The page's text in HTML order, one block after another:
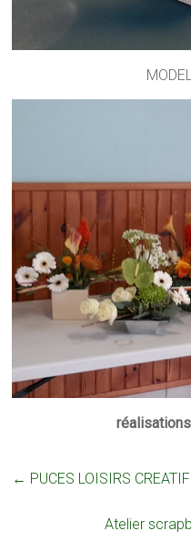
← PUCES LOISIRS
Atelier